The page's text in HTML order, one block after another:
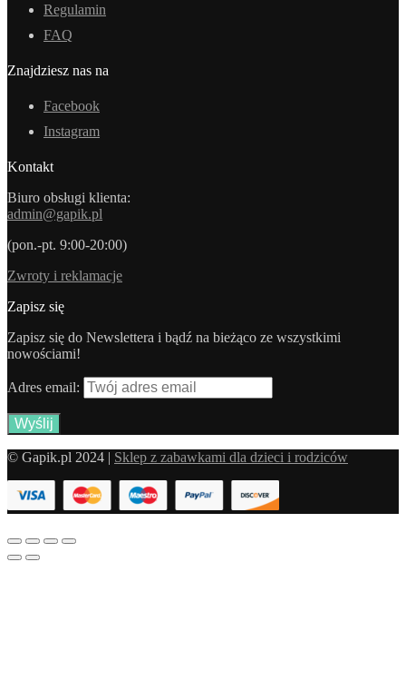
Regulamin
FAQ
Znajdziesz nas na
Facebook
Instagram
Kontakt
Biuro obsługi klienta:
admin@gapik.pl
(pon.-pt. 9:00-20:00)
Zwroty i reklamacje
Zapisz się
Zapisz się do Newslettera i bądź na bieżąco ze wszystkimi
nowościami!
Adres email:
© Gapik.pl 2024 | Sklep z zabawkami dla dzieci i rodziców